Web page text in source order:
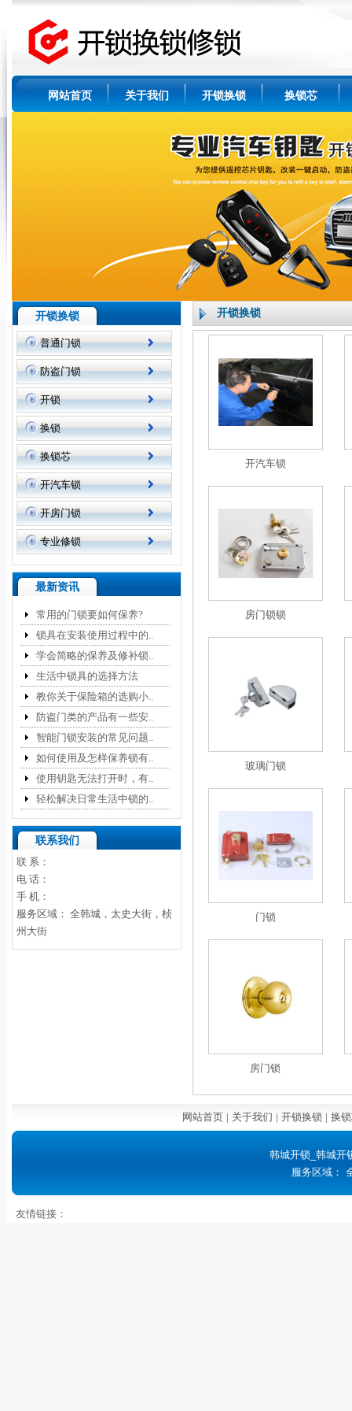
网站首页 关于我们 开锁换锁 换锁芯
开锁换锁
普通门锁
防盗门锁
开锁
换锁
换锁芯
开汽车锁
开房门锁
专业修锁
最新资讯
常用的门锁要如何保养?
锁具在安装使用过程中的..
学会简略的保养及修补锁..
生活中锁具的选择方法
教你关于保险箱的选购小..
防盗门类的产品有一些安..
智能门锁安装的常见问题..
如何使用及怎样保养锁有..
使用钥匙无法打开时，有..
轻松解决日常生活中锁的..
联系我们
联 系：
电 话：
手 机：
服务区域： 全韩城，太史大街，桢
州大街
开锁换锁
开汽车锁
房门锁锁
玻璃门锁
门锁
房门锁
网站首页 | 关于我们 | 开锁换锁 | 换
韩城开锁_韩城开
服务区域：
友情链接：